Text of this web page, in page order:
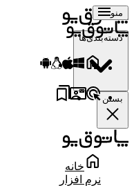
منو
دسته‌بندی‌ها
بستن
خانه
نرم افزار